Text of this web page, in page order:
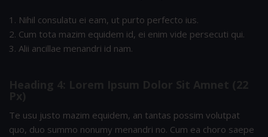
Nihil consulatu ei eam, ut purto perfecto ius.
Cum tota mazim equidem id, ei enim vide persecuti qui.
Alii ancillae menandri id nam.
Heading 4: Lorem Ipsum Dolor Sit Amnet (22
Px)
Te usu justo mazim equidem, an tantas possim volutpat
quo, duo summo nonumy menandri no. Cum ea choro saepe